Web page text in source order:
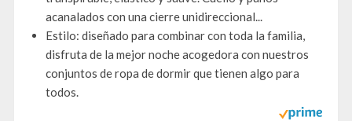
acanalados con una cierre unidireccional...
Estilo: diseñado para combinar con toda la familia,
disfruta de la mejor noche acogedora con nuestros
conjuntos de ropa de dormir que tienen algo para
todos.